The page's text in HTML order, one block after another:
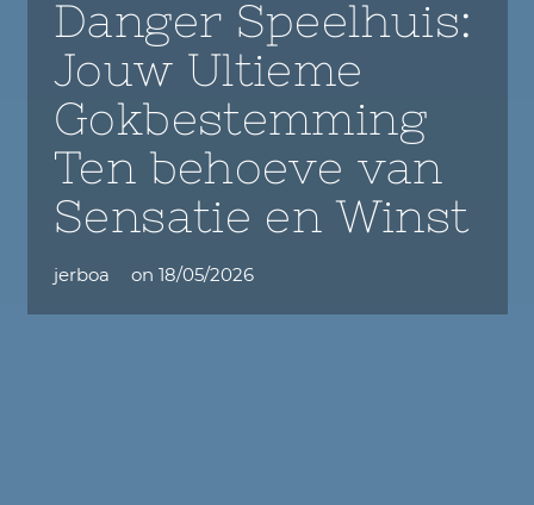
Danger Speelhuis:
Jouw Ultieme
Gokbestemming
Ten behoeve van
Sensatie en Winst
jerboa on 18/05/2026